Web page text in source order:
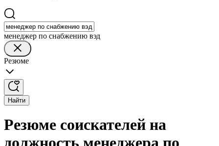
менеджер по снабжению вэд
Резюме
Найти
Резюме соискателей на